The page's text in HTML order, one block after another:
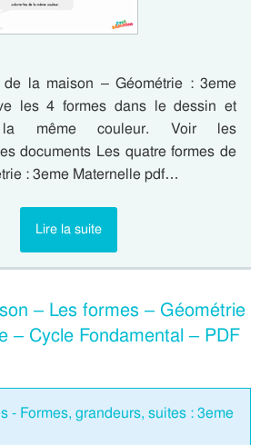
de la maison – Géométrie : 3eme
les 4 formes dans le dessin et
même couleur. Voir les
documents Les quatre formes de
: 3eme Maternelle pdf…
Lire la suite
– Les formes – Géométrie
– Cycle Fondamental – PDF
- Formes, grandeurs, suites : 3eme